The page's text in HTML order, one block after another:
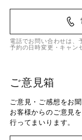
電話でお問い合わせは、
予約の日時変更・キャン
ご意見箱
ご意見・ご感想をお
お客様からのご意見
行ってまいります。